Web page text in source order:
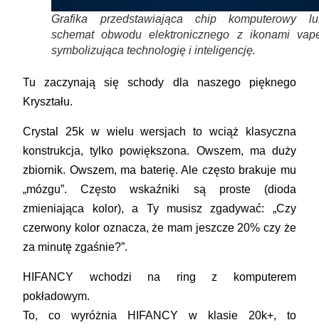
Grafika przedstawiająca chip komputerowy
schemat obwodu elektronicznego z ikonami
symbolizująca technologię i inteligencję.
Tu zaczynają się schody dla naszego pięknego
Kryształu.
Crystal 25k w wielu wersjach to wciąż klasyczna
konstrukcja, tylko powiększona. Owszem, ma duży
zbiornik. Owszem, ma baterię. Ale często brakuje mu
„mózgu”. Często wskaźniki są proste (dioda
zmieniająca kolor), a Ty musisz zgadywać: „Czy
czerwony kolor oznacza, że mam jeszcze 20% czy że
za minutę zgaśnie?”.
HIFANCY wchodzi na ring z komputerem
pokładowym.
To, co wyróżnia HIFANCY w klasie 20k+, to